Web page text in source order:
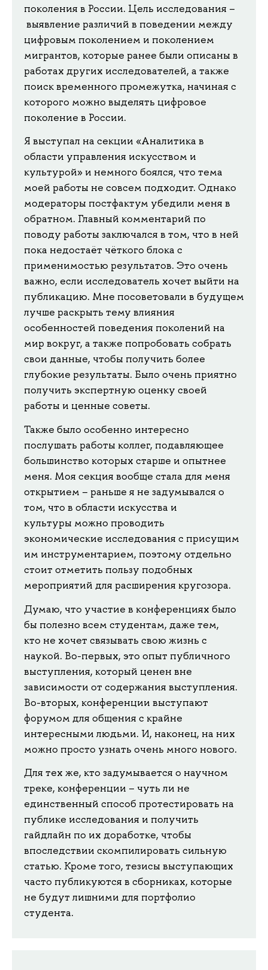
поколения в России. Цель исследования –
выявление различий в поведении между
цифровым поколением и поколением
мигрантов, которые ранее были описаны в
работах других исследователей, а также
поиск временного промежутка, начиная с
которого можно выделять цифровое
поколение в России.
Я выступал на секции «Аналитика в
области управления искусством и
культурой» и немного боялся, что тема
моей работы не совсем подходит. Однако
модераторы постфактум убедили меня в
обратном. Главный комментарий по
поводу работы заключался в том, что в ней
пока недостаёт чёткого блока с
применимостью результатов. Это очень
важно, если исследователь хочет выйти на
публикацию. Мне посоветовали в будущем
лучше раскрыть тему влияния
особенностей поведения поколений на
мир вокруг, а также попробовать собрать
свои данные, чтобы получить более
глубокие результаты. Было очень приятно
получить экспертную оценку своей
работы и ценные советы.
Также было особенно интересно
послушать работы коллег, подавляющее
большинство которых старше и опытнее
меня. Моя секция вообще стала для меня
открытием – раньше я не задумывался о
том, что в области искусства и
культуры можно проводить
экономические исследования с присущим
им инструментарием, поэтому отдельно
стоит отметить пользу подобных
мероприятий для расширения кругозора.
Думаю, что участие в конференциях было
бы полезно всем студентам, даже тем,
кто не хочет связывать свою жизнь с
наукой. Во-первых, это опыт публичного
выступления, который ценен вне
зависимости от содержания выступления.
Во-вторых, конференции выступают
форумом для общения с крайне
интересными людьми. И, наконец, на них
можно просто узнать очень много нового.
Для тех же, кто задумывается о научном
треке, конференции – чуть ли не
единственный способ протестировать на
публике исследования и получить
гайдлайн по их доработке, чтобы
впоследствии скомпилировать сильную
статью. Кроме того, тезисы выступающих
часто публикуются в сборниках, которые
не будут лишними для портфолио
студента.